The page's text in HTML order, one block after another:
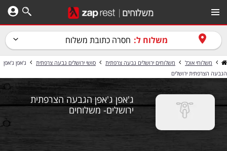
משלוח ל: חסרה כתובת משלוח
משלוחי אוכל משלוחים ירושלים גבעה צרפתית סושי ירושלים גבעה צרפתית
ג'אפן ג'אפן
הגבעה הצרפתית ירושלים
ג'אפן ג'אפן הגבעה הצרפתית
ירושלים- משלוחים